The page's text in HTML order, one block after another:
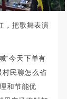
，把歌舞表演
“今天下单有
村民聊怎么省
和节能优